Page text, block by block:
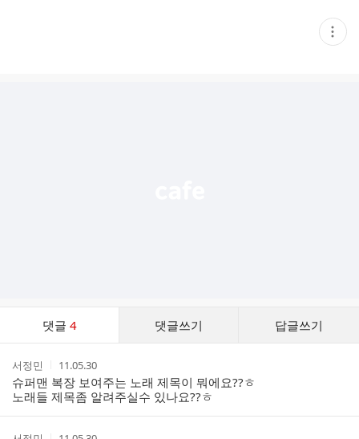
현
재
댓글 4 댓글쓰기 답글쓰기
트
작
성
자
서정민
작
성
시
간
11.05.30
슈퍼맨 복장 보여주는 노래 제목이 뭐에요??ㅎ
노래들 제목좀 알려주실수 있나요??ㅎ